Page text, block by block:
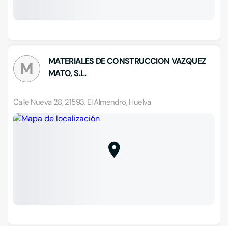
M
MATERIALES DE CONSTRUCCION VAZQUEZ
MATO, S.L.
Calle Nueva 28, 21593, El Almendro, Huelva